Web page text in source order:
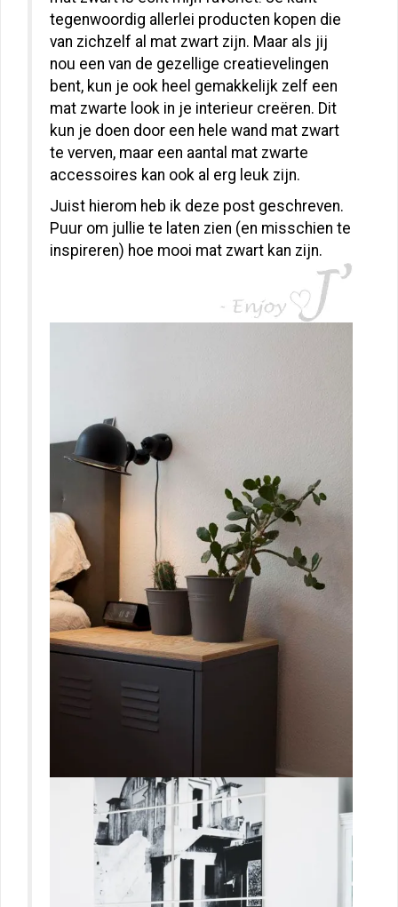
tegenwoordig allerlei producten kopen die
van zichzelf al mat zwart zijn. Maar als jij
nou een van de gezellige creatievelingen
bent, kun je ook heel gemakkelijk zelf een
mat zwarte look in je interieur creëren. Dit
kun je doen door een hele wand mat zwart
te verven, maar een aantal mat zwarte
accessoires kan ook al erg leuk zijn.
Juist hierom heb ik deze post geschreven.
Puur om jullie te laten zien (en misschien te
inspireren) hoe mooi mat zwart kan zijn.